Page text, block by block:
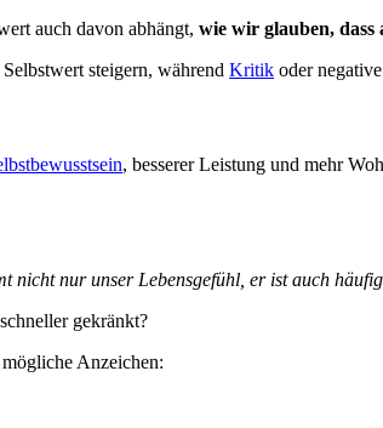
auch davon abhängt, wie wir glauben, dass
steigern, während Kritik oder
, besserer Leistung und mehr
nicht nur unser Lebensgefühl, er ist auch
gekränkt?
Anzeichen: